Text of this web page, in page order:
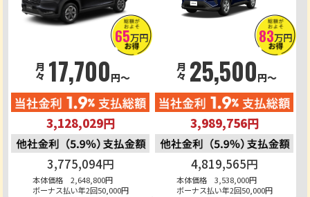
65万円
月々 17,700円～
3,128,029円
3,775,094円
本体価格 2,648,800円
ボーナス払い年2回50,000円
83万円
月々 25,500円～
3,989,756円
4,819,565円
本体価格 3,538,000円
ボーナス払い年2回50,000円